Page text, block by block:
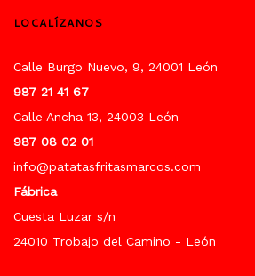
LOCALÍZANOS
Calle Burgo Nuevo, 9, 24001 León
987 21 41 67
Calle Ancha 13, 24003 León
987 08 02 01
info@patatasfritasmarcos.com
Fábrica
Cuesta Luzar s/n
24010 Trobajo del Camino - León